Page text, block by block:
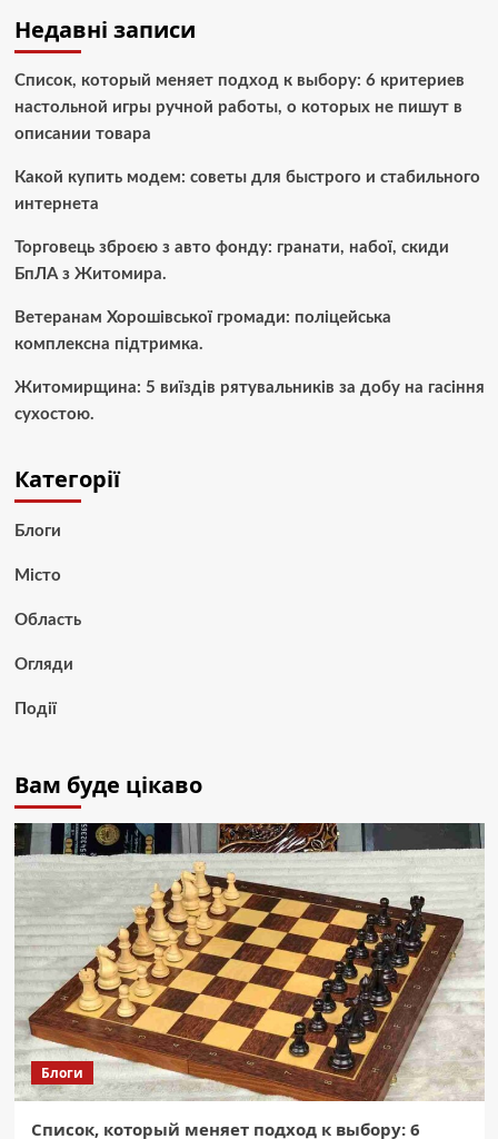
Недавні записи
Список, который меняет подход к выбору: 6 критериев
настольной игры ручной работы, о которых не пишут в
описании товара
Какой купить модем: советы для быстрого и стабильного
интернета
Торговець зброєю з авто фонду: гранати, набої, скиди
БпЛА з Житомира.
Ветеранам Хорошівської громади: поліцейська
комплексна підтримка.
Житомирщина: 5 виїздів рятувальників за добу на гасіння
сухостою.
Категорії
Блоги
Місто
Область
Огляди
Події
Вам буде цікаво
Блоги
Список, который меняет подход к выбору: 6